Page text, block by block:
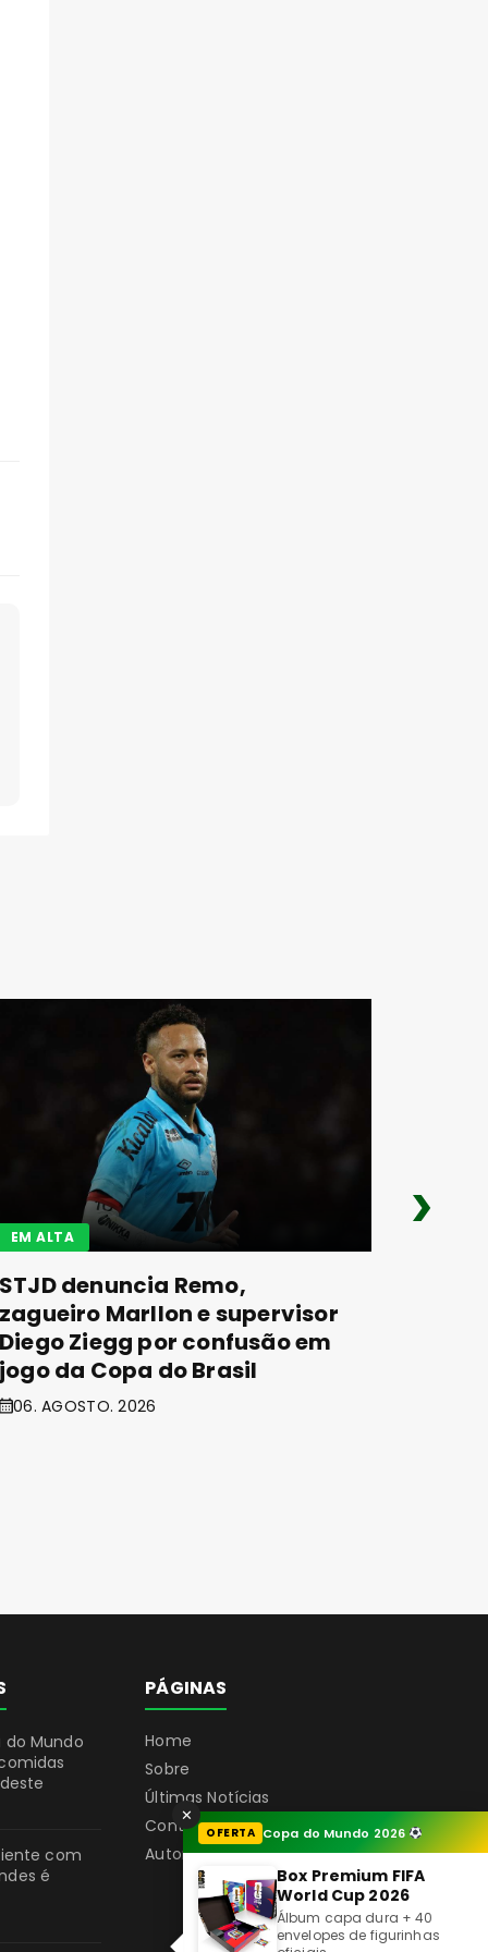
EM ALTA
STJD denuncia Remo,
zagueiro Marllon e supervisor
Diego Ziegg por confusão em
jogo da Copa do Brasil
06. AGOSTO. 2026
✕
OFERTA Copa do Mundo 2026
Box Premium FIFA
World Cup 2026
Álbum capa dura + 40
envelopes de figurinhas
do Mundo
com
é
PÁGINAS
Home
Sobre
Últimas Notícias
Contato
Autores